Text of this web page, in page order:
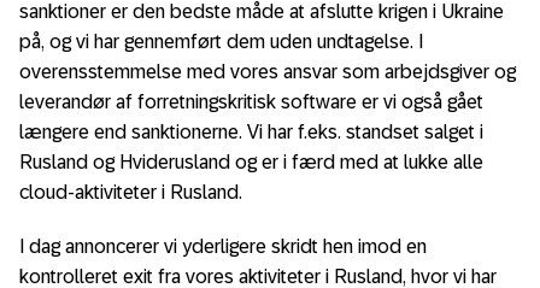
sanktioner er den bedste måde at afslutte krigen i Ukraine
på, og vi har gennemført dem uden undtagelse. I
overensstemmelse med vores ansvar som arbejdsgiver og
leverandør af forretningskritisk software er vi også gået
længere end sanktionerne. Vi har f.eks. standset salget i
Rusland og Hviderusland og er i færd med at lukke alle
cloud-aktiviteter i Rusland.
I dag annoncerer vi yderligere skridt hen imod en
kontrolleret exit fra vores aktiviteter i Rusland, hvor vi har